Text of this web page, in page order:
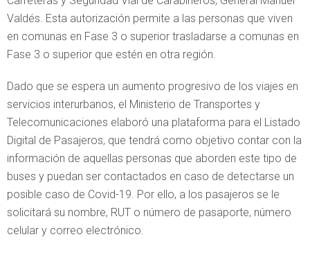
Valdés. Esta autorización permite a las personas que viven
en comunas en Fase 3 o superior trasladarse a comunas en
Fase 3 o superior que estén en otra región.
Dado que se espera un aumento progresivo de los viajes en
servicios interurbanos, el Ministerio de Transportes y
Telecomunicaciones elaboró una plataforma para el Listado
Digital de Pasajeros, que tendrá como objetivo contar con la
información de aquellas personas que aborden este tipo de
buses y puedan ser contactados en caso de detectarse un
posible caso de Covid-19. Por ello, a los pasajeros se le
solicitará su nombre, RUT o número de pasaporte, número
celular y correo electrónico.